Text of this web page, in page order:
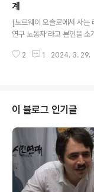
으로 고문하면서 사건을 조
폭격 정당화에 이용하려는
론 이런 푸틴의 태도가 아무
에서 이슬람국가가 저지른
라엘이 매일 가자에서 저지
계
[노르웨이 오슬로에서 사는
연구 노동자’라고 본인을
gJ)을 다시 옮겨서 실을 수
셰비즘과 시온주의는 서로 "
서로를 계속 의식하지 않을
없었던 거죠. 그리고 소련/
계" 속에서는 20세기 역사
한 측면들이 광장히 잘 부각
..
2 1 2024. 3. 29.
이 블로그 인기글